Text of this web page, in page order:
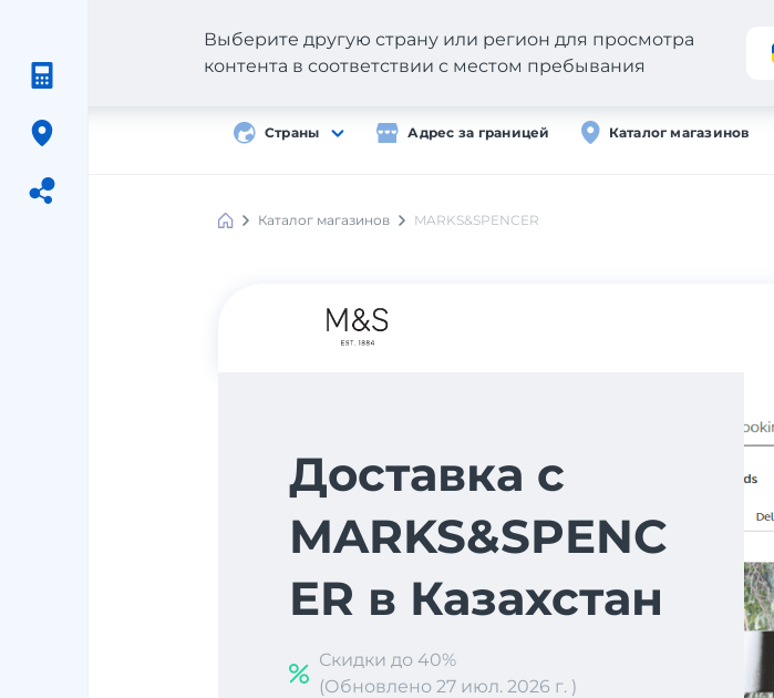
Страны Адрес за границей Каталог магазинов
Выберите другую страну или регион для просмотра
контента в соответствии с местом пребывания
Meest
Каталог магазинов MARKS&SPENCER
Доставка с
MARKS&SPENC
ER в Казахстан
Скидки до 40%
(Обновлено 27 июл. 2026 г. )